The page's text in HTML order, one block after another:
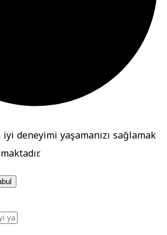
deneyimi yaşamanızı sağlamak